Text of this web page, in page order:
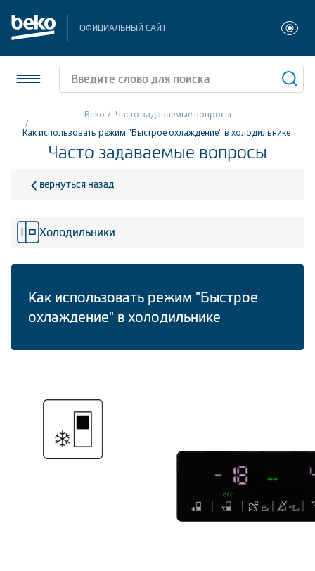
ОФИЦИАЛЬНЫЙ САЙТ
Холодильники и морозильники
Плиты
Встраиваемая техника
Малая бытовая техника
Климатическая техника
Сравнить
Beko
Часто задаваемые вопросы
Как использовать режим "Быстрое охлаждение" в холодильнике
Часто задаваемые вопросы
вернуться назад
Холодильники
Как использовать режим "Быстрое
охлаждение" в холодильнике